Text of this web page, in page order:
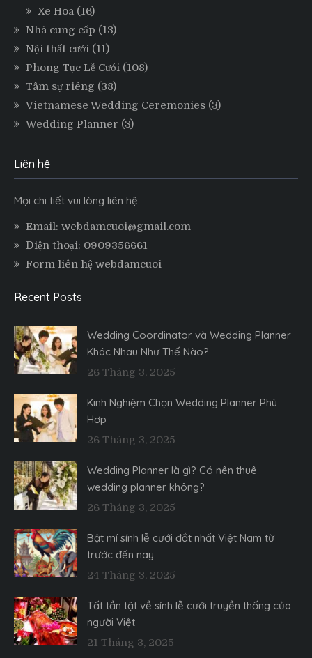
Xe Hoa (16)
Nhà cung cấp (13)
Nội thất cưới (11)
Phong Tục Lễ Cưới (108)
Tâm sự riêng (38)
Vietnamese Wedding Ceremonies (3)
Wedding Planner (3)
Liên hệ
Mọi chi tiết vui lòng liên hệ:
Email: webdamcuoi@gmail.com
Điện thoại: 0909356661
Form liên hệ webdamcuoi
Recent Posts
Wedding Coordinator và Wedding Planner
Khác Nhau Như Thế Nào?
26 Tháng 3, 2025
Kinh Nghiệm Chọn Wedding Planner Phù
Hợp
26 Tháng 3, 2025
Wedding Planner là gì? Có nên thuê
wedding planner không?
26 Tháng 3, 2025
Bật mí sính lễ cưới đắt nhất Việt Nam từ
trước đến nay.
24 Tháng 3, 2025
Tất tần tật về sính lễ cưới truyền thống của
người Việt
21 Tháng 3, 2025